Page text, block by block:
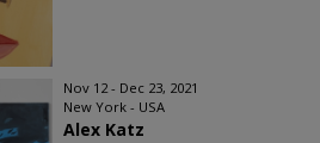
Nov 12 - Dec 23, 2021
New York - USA
Alex Katz